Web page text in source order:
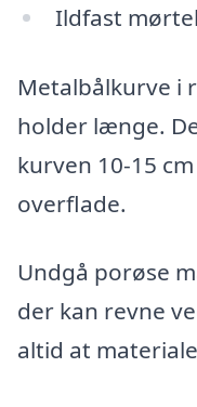
Ildfast
Metalbålkurve i
holder længe.
kurven 10-15
overflade.
Undgå porøse
der kan revne
altid at